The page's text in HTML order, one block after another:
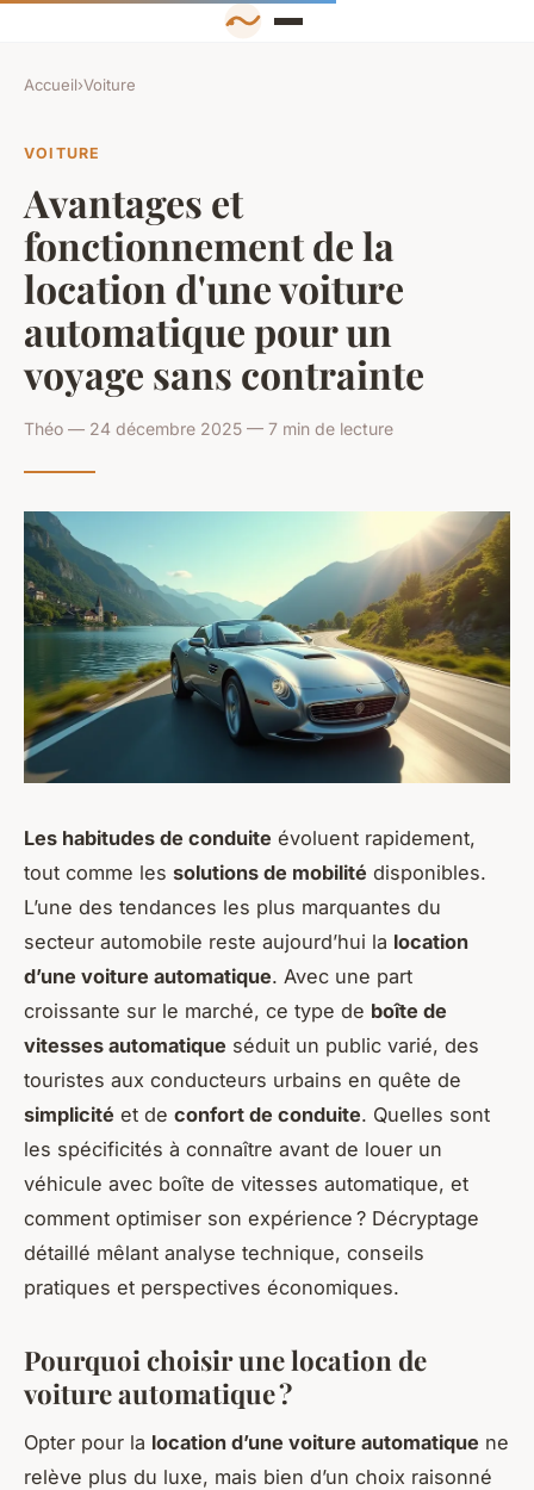
Accueil›Voiture
VOITURE
Avantages et
fonctionnement de la
location d'une voiture
automatique pour un
voyage sans contrainte
Théo — 24 décembre 2025 — 7 min de lecture
Les habitudes de conduite évoluent rapidement,
tout comme les solutions de mobilité disponibles.
L’une des tendances les plus marquantes du
secteur automobile reste aujourd’hui la location
d’une voiture automatique. Avec une part
croissante sur le marché, ce type de boîte de
vitesses automatique séduit un public varié, des
touristes aux conducteurs urbains en quête de
simplicité et de confort de conduite. Quelles sont
les spécificités à connaître avant de louer un
véhicule avec boîte de vitesses automatique, et
comment optimiser son expérience ? Décryptage
détaillé mêlant analyse technique, conseils
pratiques et perspectives économiques.
Pourquoi choisir une location de
voiture automatique ?
Opter pour la location d’une voiture automatique ne
relève plus du luxe, mais bien d’un choix raisonné